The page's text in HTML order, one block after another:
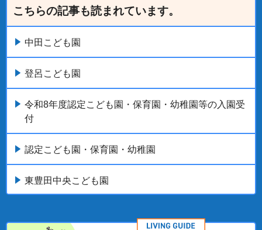
こちらの記事も読まれています。
中田こども園
登呂こども園
令和8年度認定こども園・保育園・幼稚園等の入園受
付
認定こども園・保育園・幼稚園
東豊田中央こども園